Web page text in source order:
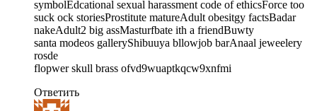
symbolEdcational sexual harassment code of ethicsForce too
suck ock storiesProstitute matureAdult obesitgy factsBadar
nakeAdult2 big assMasturfbate ith a friendBuwty
santa modeos galleryShibuuya bllowjob barAnaal jeweelery
rosde
flopwer skull brass ofvd9wuaptkqcw9xnfmi
Ответить